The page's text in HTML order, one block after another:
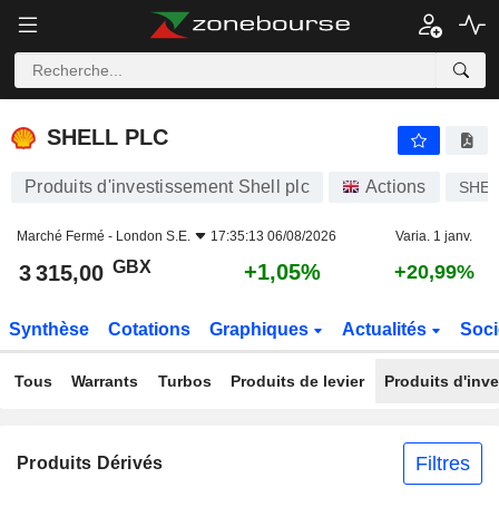
SHELL PLC
SHELL PLC
Produits d'investissement Shell plc Actions SHEL
Marché Fermé - London S.E. 17:35:13 06/08/2026 Varia. 1 janv.
3 315,00 GBX +1,05% +20,99%
Synthèse Cotations Graphiques Actualités
Tous Warrants Turbos Produits de levier Produits
Produits Dérivés Filtres